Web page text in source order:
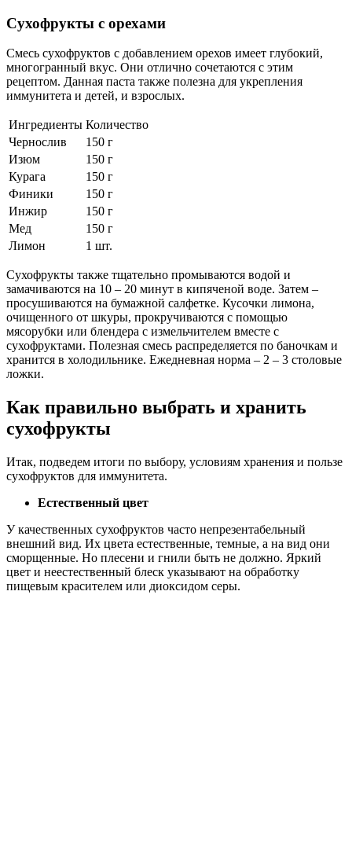
Сухофрукты с орехами
Смесь сухофруктов с добавлением орехов имеет глубокий,
многогранный вкус. Они отлично сочетаются с этим
рецептом. Данная паста также полезна для укрепления
иммунитета и детей, и взрослых.
Ингредиенты Количество
Чернослив
150 г
Изюм
150 г
Курага
150 г
Финики
150 г
Инжир
150 г
Мед
150 г
Лимон
1 шт.
Сухофрукты также тщательно промываются водой и
замачиваются на 10 – 20 минут в кипяченой воде. Затем –
просушиваются на бумажной салфетке. Кусочки лимона,
очищенного от шкуры, прокручиваются с помощью
мясорубки или блендера с измельчителем вместе с
сухофруктами. Полезная смесь распределяется по баночкам и
хранится в холодильнике. Ежедневная норма – 2 – 3 столовые
ложки.
Как правильно выбрать и хранить
сухофрукты
Итак, подведем итоги по выбору, условиям хранения и пользе
сухофруктов для иммунитета.
Естественный цвет
У качественных сухофруктов часто непрезентабельный
внешний вид. Их цвета естественные, темные, а на вид они
сморщенные. Но плесени и гнили быть не должно. Яркий
цвет и неестественный блеск указывают на обработку
пищевым красителем или диоксидом серы.